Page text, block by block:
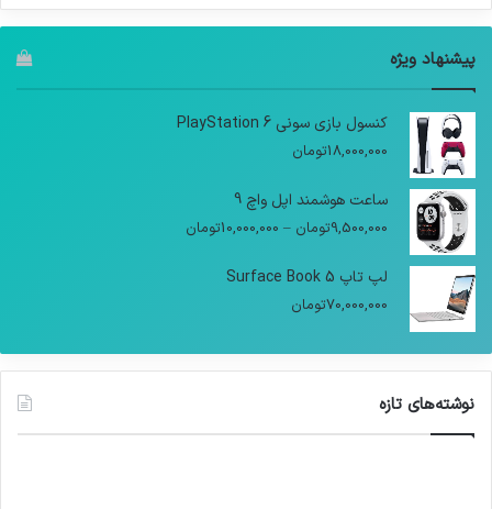
پیشنهاد ویژه
کنسول بازی سونی PlayStation 6
18,000,000تومان
ساعت هوشمند اپل واچ 9
9,500,000تومان –
10,000,000تومان
لپ تاپ Surface Book 5
70,000,000تومان
نوشته‌های تازه